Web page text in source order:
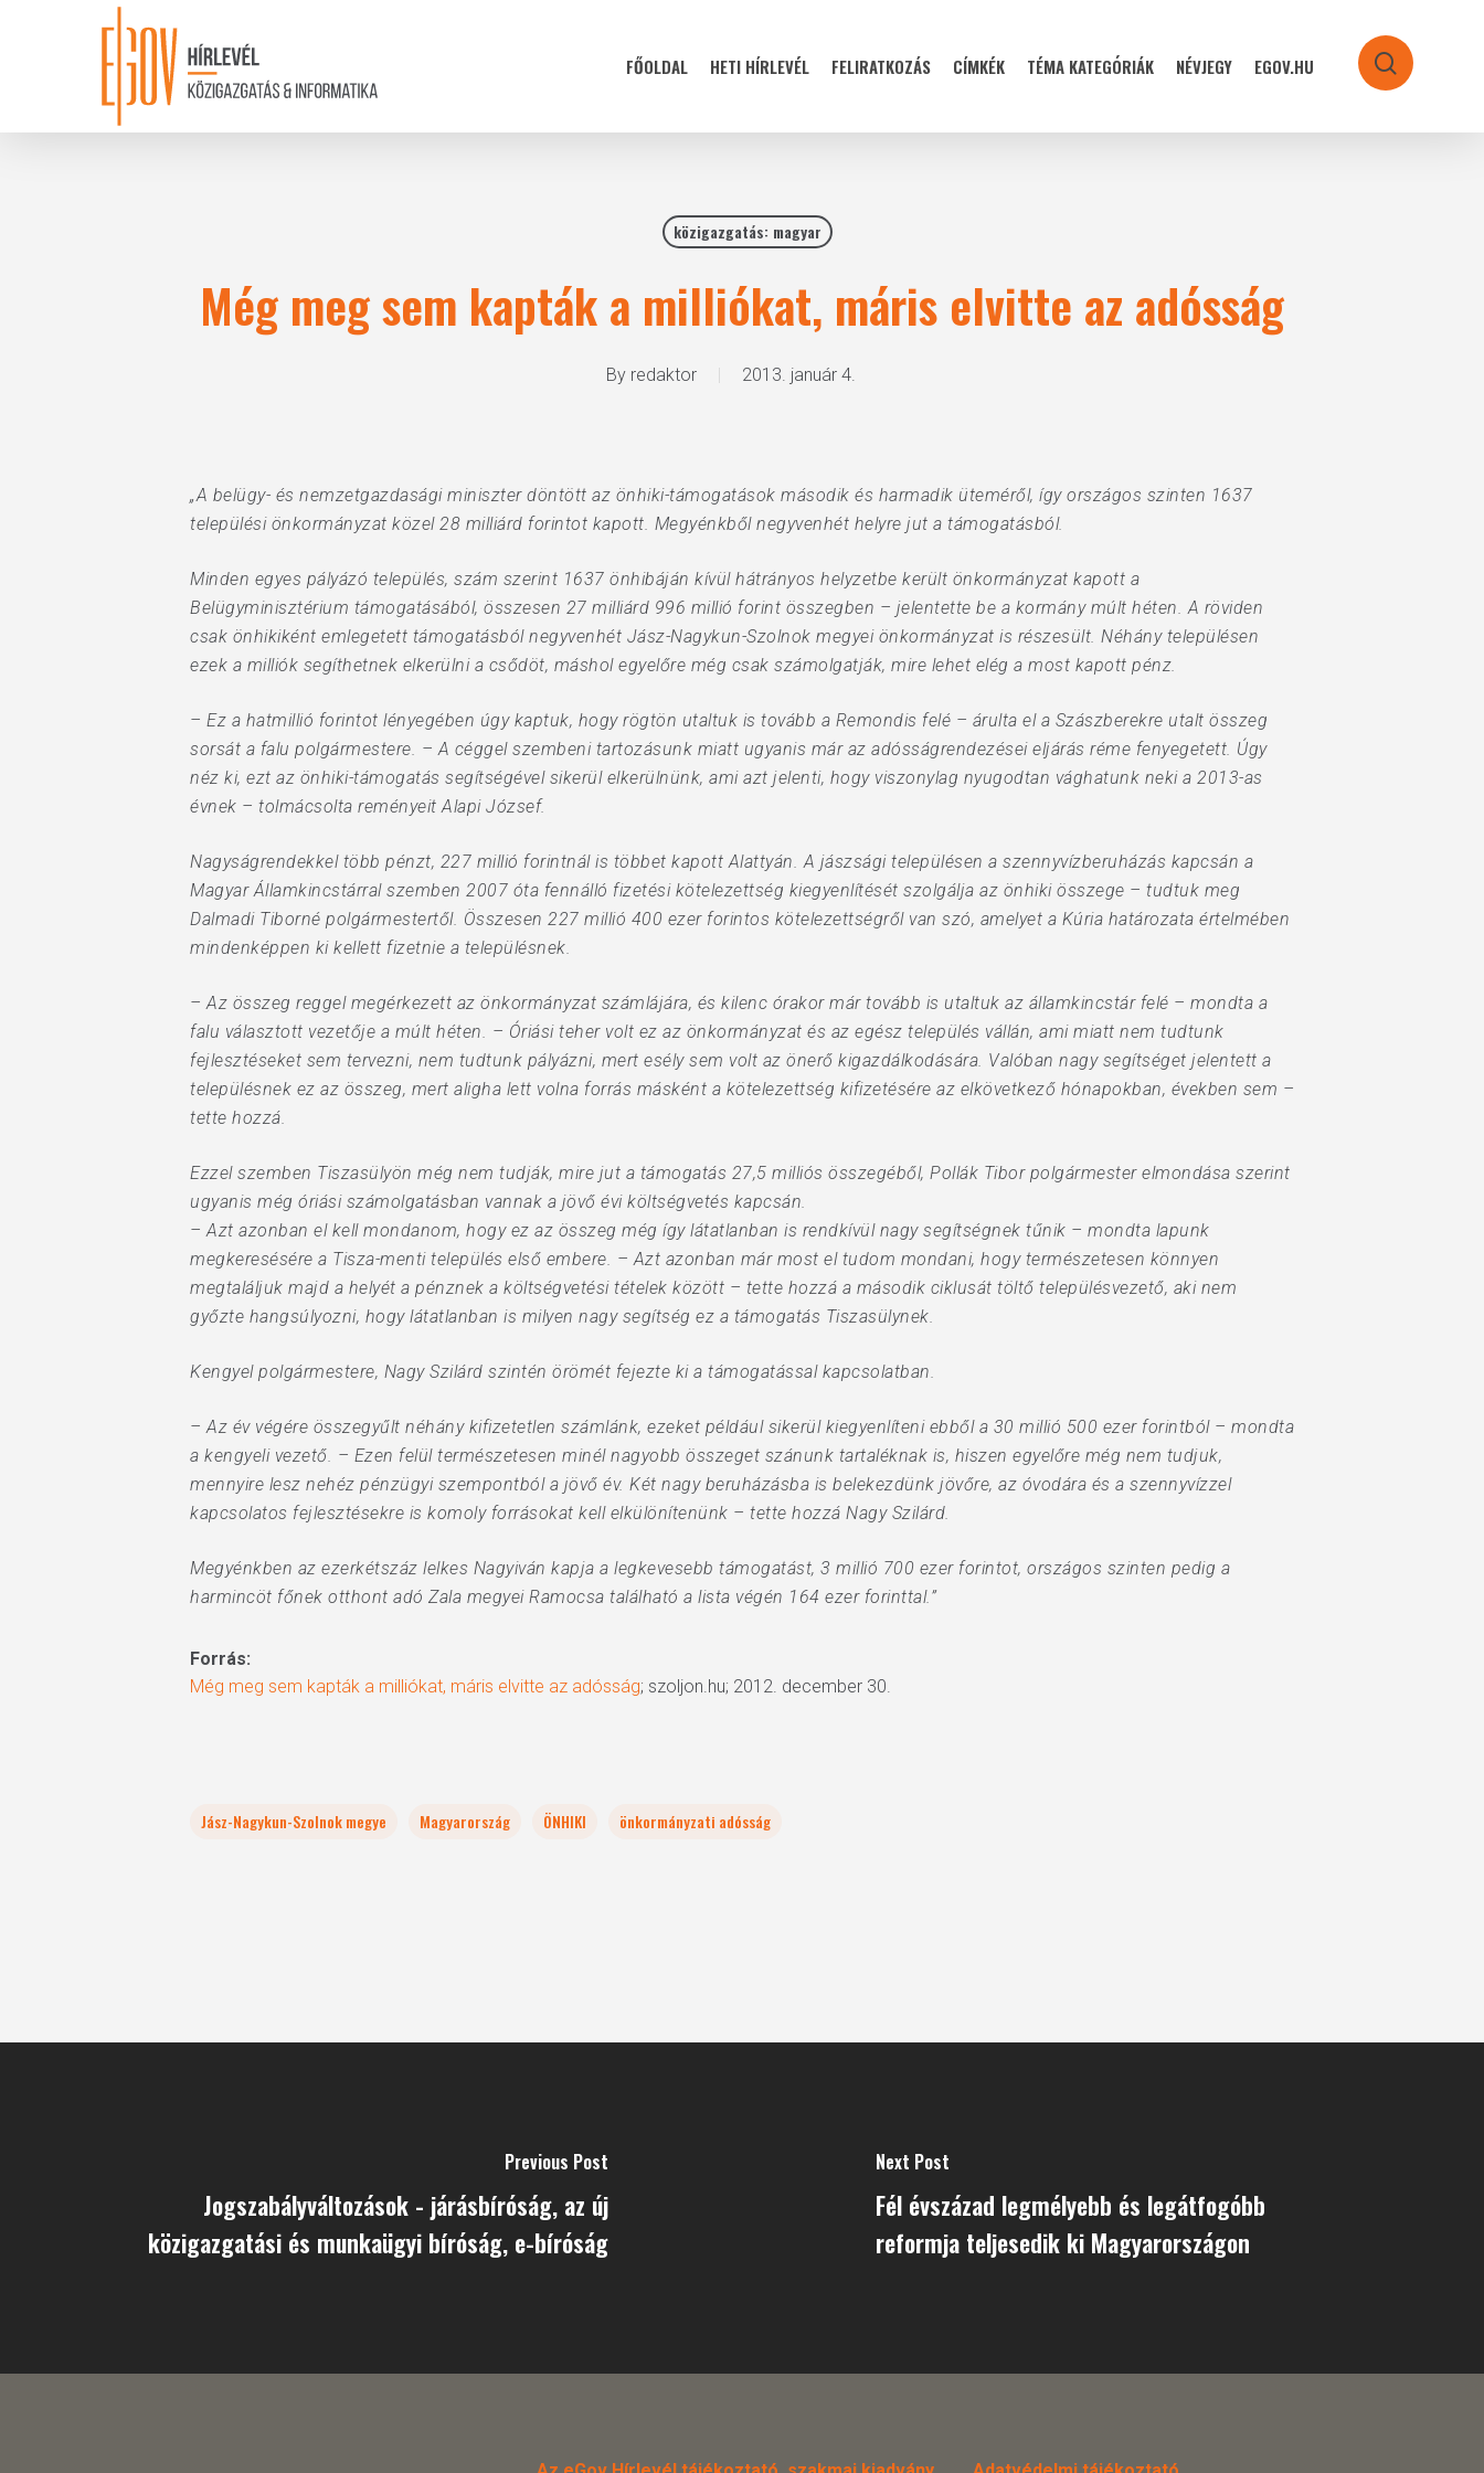
FŐOLDAL HETI HÍRLEVÉL FELIRATKOZÁS CÍMKÉK TÉMA KATEGÓRIÁK NÉVJEGY EGOV.HU search
közigazgatás: magyar
Még meg sem kapták a milliókat, máris elvitte az adósság
By redaktor 2013. január 4.
„A belügy- és nemzetgazdasági miniszter döntött az önhiki-támogatások második és harmadik üteméről, így országos szinten 1637
települési önkormányzat közel 28 milliárd forintot kapott. Megyénkből negyvenhét helyre jut a támogatásból.
Minden egyes pályázó település, szám szerint 1637 önhibáján kívül hátrányos helyzetbe került önkormányzat kapott a
Belügyminisztérium támogatásából, összesen 27 milliárd 996 millió forint összegben – jelentette be a kormány múlt héten. A röviden
csak önhikiként emlegetett támogatásból negyvenhét Jász-Nagykun-Szolnok megyei önkormányzat is részesült. Néhány településen
ezek a milliók segíthetnek elkerülni a csődöt, máshol egyelőre még csak számolgatják, mire lehet elég a most kapott pénz.
– Ez a hatmillió forintot lényegében úgy kaptuk, hogy rögtön utaltuk is tovább a Remondis felé – árulta el a Szászberekre utalt összeg
sorsát a falu polgármestere. – A céggel szembeni tartozásunk miatt ugyanis már az adósságrendezései eljárás réme fenyegetett. Úgy
néz ki, ezt az önhiki-támogatás segítségével sikerül elkerülnünk, ami azt jelenti, hogy viszonylag nyugodtan vághatunk neki a 2013-as
évnek – tolmácsolta reményeit Alapi József.
Nagyságrendekkel több pénzt, 227 millió forintnál is többet kapott Alattyán. A jászsági településen a szennyvízberuházás kapcsán a
Magyar Államkincstárral szemben 2007 óta fennálló fizetési kötelezettség kiegyenlítését szolgálja az önhiki összege – tudtuk meg
Dalmadi Tiborné polgármestertől. Összesen 227 millió 400 ezer forintos kötelezettségről van szó, amelyet a Kúria határozata értelmében
mindenképpen ki kellett fizetnie a településnek.
– Az összeg reggel megérkezett az önkormányzat számlájára, és kilenc órakor már tovább is utaltuk az államkincstár felé – mondta a
falu választott vezetője a múlt héten. – Óriási teher volt ez az önkormányzat és az egész település vállán, ami miatt nem tudtunk
fejlesztéseket sem tervezni, nem tudtunk pályázni, mert esély sem volt az önerő kigazdálkodására. Valóban nagy segítséget jelentett a
településnek ez az összeg, mert aligha lett volna forrás másként a kötelezettség kifizetésére az elkövetkező hónapokban, években sem –
tette hozzá.
Ezzel szemben Tiszasülyön még nem tudják, mire jut a támogatás 27,5 milliós összegéből, Pollák Tibor polgármester elmondása szerint
ugyanis még óriási számolgatásban vannak a jövő évi költségvetés kapcsán.
– Azt azonban el kell mondanom, hogy ez az összeg még így látatlanban is rendkívül nagy segítségnek tűnik – mondta lapunk
megkeresésére a Tisza-menti település első embere. – Azt azonban már most el tudom mondani, hogy természetesen könnyen
megtaláljuk majd a helyét a pénznek a költségvetési tételek között – tette hozzá a második ciklusát töltő településvezető, aki nem
győzte hangsúlyozni, hogy látatlanban is milyen nagy segítség ez a támogatás Tiszasülynek.
Kengyel polgármestere, Nagy Szilárd szintén örömét fejezte ki a támogatással kapcsolatban.
– Az év végére összegyűlt néhány kifizetetlen számlánk, ezeket például sikerül kiegyenlíteni ebből a 30 millió 500 ezer forintból – mondta
a kengyeli vezető. – Ezen felül természetesen minél nagyobb összeget szánunk tartaléknak is, hiszen egyelőre még nem tudjuk,
mennyire lesz nehéz pénzügyi szempontból a jövő év. Két nagy beruházásba is belekezdünk jövőre, az óvodára és a szennyvízzel
kapcsolatos fejlesztésekre is komoly forrásokat kell elkülönítenünk – tette hozzá Nagy Szilárd.
Megyénkben az ezerkétszáz lelkes Nagyiván kapja a legkevesebb támogatást, 3 millió 700 ezer forintot, országos szinten pedig a
harmincöt főnek otthont adó Zala megyei Ramocsa található a lista végén 164 ezer forinttal.”
Forrás:
Még meg sem kapták a milliókat, máris elvitte az adósság; szoljon.hu; 2012. december 30.
Jász-Nagykun-Szolnok megye Magyarország ÖNHIKI önkormányzati adósság
Previous Post
Jogszabályváltozások - járásbíróság, az új
közigazgatási és munkaügyi bíróság, e-bíróság
Next Post
Fél évszázad legmélyebb és legátfogóbb
reformja teljesedik ki Magyarországon